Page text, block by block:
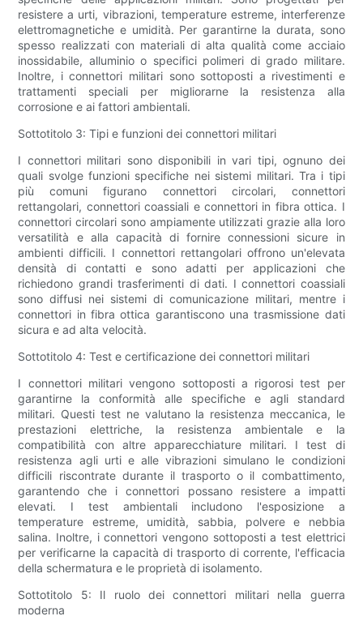
resistere a urti, vibrazioni, temperature estreme, interferenze
elettromagnetiche e umidità. Per garantirne la durata, sono
spesso realizzati con materiali di alta qualità come acciaio
inossidabile, alluminio o specifici polimeri di grado militare.
Inoltre, i connettori militari sono sottoposti a rivestimenti e
trattamenti speciali per migliorarne la resistenza alla
corrosione e ai fattori ambientali.
Sottotitolo 3: Tipi e funzioni dei connettori militari
I connettori militari sono disponibili in vari tipi, ognuno dei
quali svolge funzioni specifiche nei sistemi militari. Tra i tipi
più comuni figurano connettori circolari, connettori
rettangolari, connettori coassiali e connettori in fibra ottica. I
connettori circolari sono ampiamente utilizzati grazie alla loro
versatilità e alla capacità di fornire connessioni sicure in
ambienti difficili. I connettori rettangolari offrono un'elevata
densità di contatti e sono adatti per applicazioni che
richiedono grandi trasferimenti di dati. I connettori coassiali
sono diffusi nei sistemi di comunicazione militari, mentre i
connettori in fibra ottica garantiscono una trasmissione dati
sicura e ad alta velocità.
Sottotitolo 4: Test e certificazione dei connettori militari
I connettori militari vengono sottoposti a rigorosi test per
garantirne la conformità alle specifiche e agli standard
militari. Questi test ne valutano la resistenza meccanica, le
prestazioni elettriche, la resistenza ambientale e la
compatibilità con altre apparecchiature militari. I test di
resistenza agli urti e alle vibrazioni simulano le condizioni
difficili riscontrate durante il trasporto o il combattimento,
garantendo che i connettori possano resistere a impatti
elevati. I test ambientali includono l'esposizione a
temperature estreme, umidità, sabbia, polvere e nebbia
salina. Inoltre, i connettori vengono sottoposti a test elettrici
per verificarne la capacità di trasporto di corrente, l'efficacia
della schermatura e le proprietà di isolamento.
Sottotitolo 5: Il ruolo dei connettori militari nella guerra
moderna